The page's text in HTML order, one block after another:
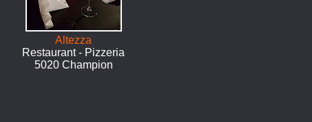
Altezza
Restaurant - Pizzeria
5020 Champion